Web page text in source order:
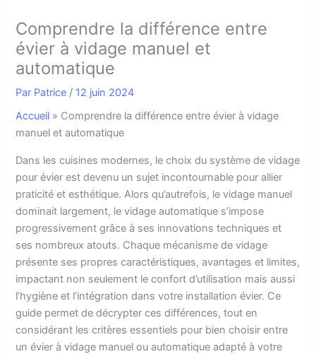
Comprendre la différence entre
évier à vidage manuel et
automatique
Par Patrice / 12 juin 2024
Accueil » Comprendre la différence entre évier à vidage
manuel et automatique
Dans les cuisines modernes, le choix du système de vidage
pour évier est devenu un sujet incontournable pour allier
praticité et esthétique. Alors qu’autrefois, le vidage manuel
dominait largement, le vidage automatique s’impose
progressivement grâce à ses innovations techniques et
ses nombreux atouts. Chaque mécanisme de vidage
présente ses propres caractéristiques, avantages et limites,
impactant non seulement le confort d’utilisation mais aussi
l’hygiène et l’intégration dans votre installation évier. Ce
guide permet de décrypter ces différences, tout en
considérant les critères essentiels pour bien choisir entre
un évier à vidage manuel ou automatique adapté à votre